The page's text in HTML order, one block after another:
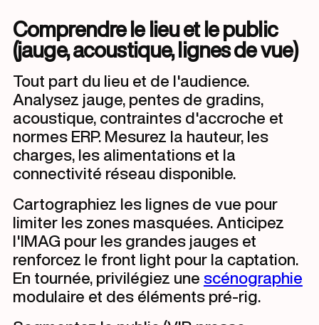
Comprendre le lieu et le public
(jauge, acoustique, lignes de vue)
Tout part du lieu et de l'audience.
Analysez jauge, pentes de gradins,
acoustique, contraintes d'accroche et
normes ERP. Mesurez la hauteur, les
charges, les alimentations et la
connectivité réseau disponible.
Cartographiez les lignes de vue pour
limiter les zones masquées. Anticipez
l'IMAG pour les grandes jauges et
renforcez le front light pour la captation.
En tournée, privilégiez une scénographie
modulaire et des éléments pré-rig.